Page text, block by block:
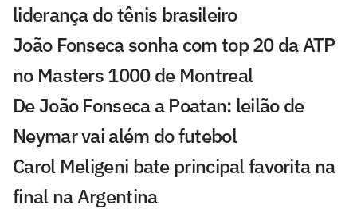
liderança do tênis brasileiro
João Fonseca sonha com top 20 da ATP
no Masters 1000 de Montreal
De João Fonseca a Poatan: leilão de
Neymar vai além do futebol
Carol Meligeni bate principal favorita na
final na Argentina